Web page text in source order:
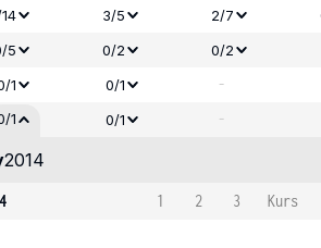
3/5 2/7
5 0/2
0/2
1 0/1 -
1 0/1 -
2014
1 2 3
Kurs